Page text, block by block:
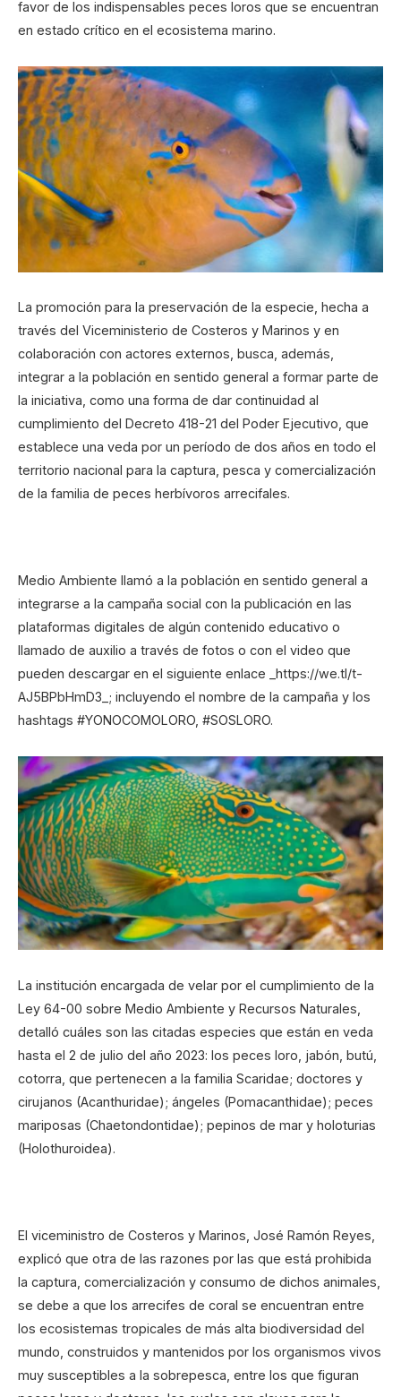
favor de los indispensables peces loros que se encuentran
en estado crítico en el ecosistema marino.
La promoción para la preservación de la especie, hecha a
través del Viceministerio de Costeros y Marinos y en
colaboración con actores externos, busca, además,
integrar a la población en sentido general a formar parte de
la iniciativa, como una forma de dar continuidad al
cumplimiento del Decreto 418-21 del Poder Ejecutivo, que
establece una veda por un período de dos años en todo el
territorio nacional para la captura, pesca y comercialización
de la familia de peces herbívoros arrecifales.
Medio Ambiente llamó a la población en sentido general a
integrarse a la campaña social con la publicación en las
plataformas digitales de algún contenido educativo o
llamado de auxilio a través de fotos o con el video que
pueden descargar en el siguiente enlace _https://we.tl/t-
AJ5BPbHmD3_; incluyendo el nombre de la campaña y los
hashtags #YONOCOMOLORO, #SOSLORO.
La institución encargada de velar por el cumplimiento de la
Ley 64-00 sobre Medio Ambiente y Recursos Naturales,
detalló cuáles son las citadas especies que están en veda
hasta el 2 de julio del año 2023: los peces loro, jabón, butú,
cotorra, que pertenecen a la familia Scaridae; doctores y
cirujanos (Acanthuridae); ángeles (Pomacanthidae); peces
mariposas (Chaetondontidae); pepinos de mar y holoturias
(Holothuroidea).
El viceministro de Costeros y Marinos, José Ramón Reyes,
explicó que otra de las razones por las que está prohibida
la captura, comercialización y consumo de dichos animales,
se debe a que los arrecifes de coral se encuentran entre
los ecosistemas tropicales de más alta biodiversidad del
mundo, construidos y mantenidos por los organismos vivos
muy susceptibles a la sobrepesca, entre los que figuran